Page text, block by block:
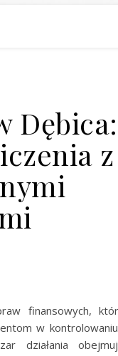
Dębica:
z
finansowych,
w
działania